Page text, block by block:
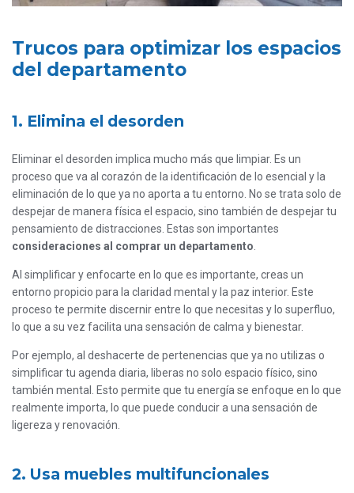
Trucos para optimizar los espacios
del departamento
1. Elimina el desorden
Eliminar el desorden implica mucho más que limpiar. Es un
proceso que va al corazón de la identificación de lo esencial y la
eliminación de lo que ya no aporta a tu entorno. No se trata solo de
despejar de manera física el espacio, sino también de despejar tu
pensamiento de distracciones. Estas son importantes
consideraciones al comprar un departamento
Al simplificar y enfocarte en lo que es importante, creas un
entorno propicio para la claridad mental y la paz interior. Este
proceso te permite discernir entre lo que necesitas y lo superfluo,
lo que a su vez facilita una sensación de calma y bienestar.
Por ejemplo, al deshacerte de pertenencias que ya no utilizas o
simplificar tu agenda diaria, liberas no solo espacio físico, sino
también mental. Esto permite que tu energía se enfoque en lo que
realmente importa, lo que puede conducir a una sensación de
ligereza y renovación.
2. Usa muebles multifuncionales